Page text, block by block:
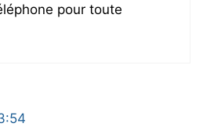
pour toute